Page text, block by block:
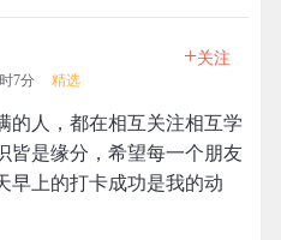
7分 精选
+关注
的人，都在相互关注相互学
皆是缘分，希望每一个朋友
早上的打卡成功是我的动